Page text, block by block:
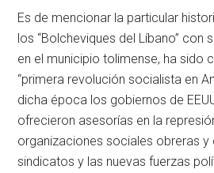
Es de mencionar la particular
los “Bolcheviques del Líbano” con
en el municipio tolimense, ha sido
“primera revolución socialista en
dicha época los gobiernos de
ofrecieron asesorías en la
organizaciones sociales obreras y
sindicatos y las nuevas fuerzas